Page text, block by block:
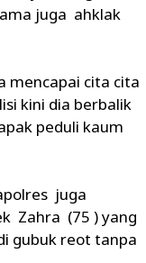
juga ahklak
mencapai cita cita
kini dia berbalik
peduli kaum
juga
Zahra (75 ) yang
gubuk reot tanpa